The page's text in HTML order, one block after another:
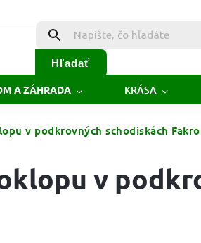
Hľadať
A ZÁHRADA KRÁSA
v podkrovných schodiskách
v